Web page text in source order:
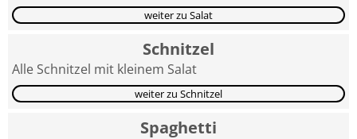
weiter zu Salat
Schnitzel
Alle Schnitzel mit kleinem Salat
weiter zu Schnitzel
Spaghetti